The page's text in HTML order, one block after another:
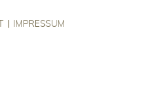
IMPRESSUM